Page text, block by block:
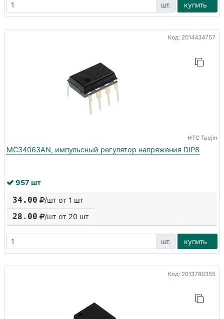
шт. купить
Код: 2014434757
HTC Taejin
MC34063AN, импульсный регулятор напряжения DIP8
957 шт
34.00 /шт от 1 шт
28.00 /шт от 20 шт
шт. купить
Код: 2013780355